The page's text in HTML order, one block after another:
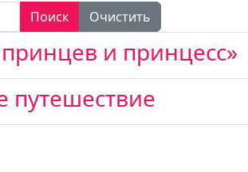
Поиск Очистить
и принцесс»
путешествие